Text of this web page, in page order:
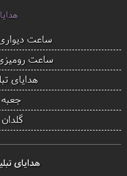
ساعت
ساعت
هدایای
جعبه
هدایای